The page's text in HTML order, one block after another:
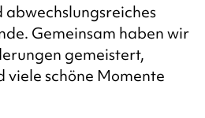
abwechslungsreiches
Gemeinsam haben wir
gemeistert,
schöne Momente